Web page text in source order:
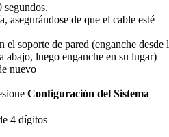
segundos.
asegurándose de que el cable esté
el soporte de pared (enganche desde
abajo, luego enganche en su lugar)
nuevo
Configuración del Sistema
4 dígitos